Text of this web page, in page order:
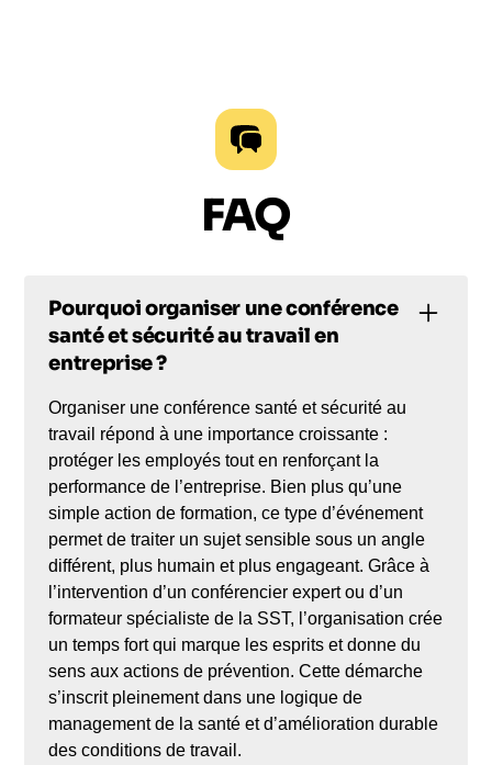
FAQ
Pourquoi organiser une conférence
santé et sécurité au travail en
entreprise ?
Organiser une conférence santé et sécurité au
travail répond à une importance croissante :
protéger les employés tout en renforçant la
performance de l’entreprise. Bien plus qu’une
simple action de formation, ce type d’événement
permet de traiter un sujet sensible sous un angle
différent, plus humain et plus engageant. Grâce à
l’intervention d’un conférencier expert ou d’un
formateur spécialiste de la SST, l’organisation crée
un temps fort qui marque les esprits et donne du
sens aux actions de prévention. Cette démarche
s’inscrit pleinement dans une logique de
management de la santé et d’amélioration durable
des conditions de travail.